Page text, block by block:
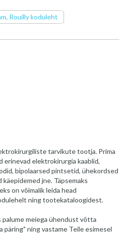
Rouilly koduleht
tarvikute tootja. Prima
erinevad elektrokirurgia kaablid,
bipolaarsed pintsetid, ühekordsed
jne. Täpsemaks
on võimalik leida head
ning tootekataloogidest.
meiega ühendust võtta
päring" ning vastame Teile esimesel